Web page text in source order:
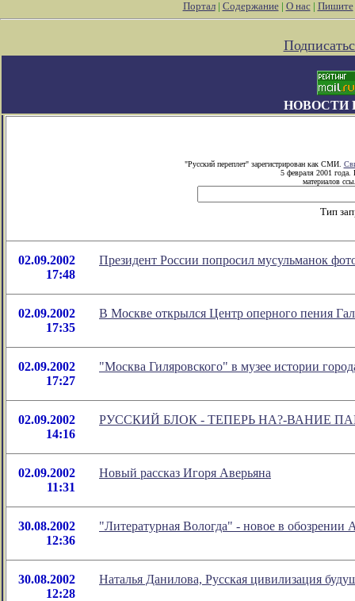
Портал| Содержание| О нас| Пишите
НОВОСТИ
"Русский переплет" зарегистрирован как СМИ.
5 февраля 2001 года.
материалов
Тип
02.09.2002
17:48
Президент России попросил мусульманок
02.09.2002
17:35
В Москве открылся Центр оперного пения
02.09.2002
17:27
"Москва Гиляровского" в музее истории
02.09.2002
14:16
РУССКИЙ БЛОК - ТЕПЕРЬ НА?-ВАНИЕ
02.09.2002
11:31
Новый рассказ Игоря Аверьяна
30.08.2002
12:36
"Литературная Вологда" - новое в обозрении
30.08.2002
12:28
Наталья Данилова, Русская цивилизация